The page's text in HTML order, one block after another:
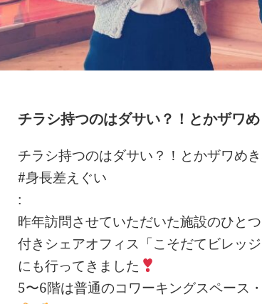
チラシ持つのはダサい？！とかザワ
チラシ持つのはダサい？！とかザワめ
#身長差えぐい
:
昨年訪問させていただいた施設のひと
付きシェアオフィス「こそだてビレッ
にも行ってきました
5〜6階は普通のコワーキングスペース